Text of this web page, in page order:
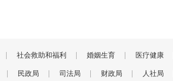
社会救助和福利 婚姻生育 医疗健康
民政局 司法局 财政局 人社局